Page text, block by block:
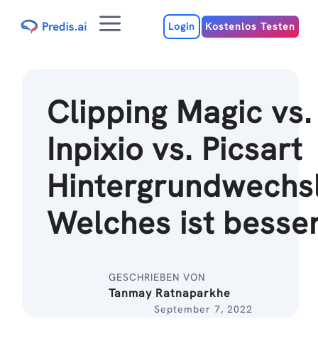
Inhalt
MenuLogin Kostenlos Testen
Clipping Magic vs.
Inpixio vs. Picsart
Welches ist
GESCHRIEBEN VON
Tanmay Ratnaparkhe
September 7, 2022